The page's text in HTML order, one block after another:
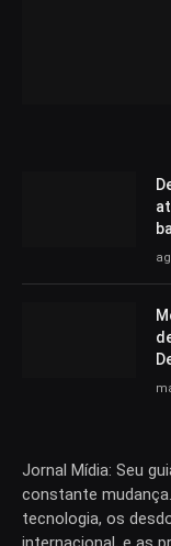
Jornal Mídia: Seu
constante
tecnologia, os